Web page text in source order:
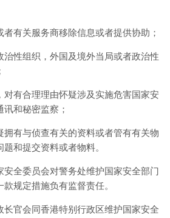
者有关服务商移除信息或者提供协助；
治性组织，外国及境外当局或者政治性
对有合理理由怀疑涉及实施危害国家安
和秘密监察；
拥有与侦查有关的资料或者管有有关物
和提交资料或者物料。
安全委员会对警务处维护国家安全部门
规定措施负有监督责任。
长官会同香港特别行政区维护国家安全